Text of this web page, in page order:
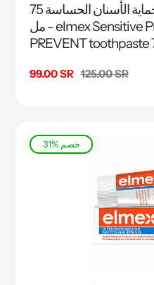
اليميكس معجون إصلاح وحماية الأسنان الحساسة 75
مل - elmex Sensitive Professional REPAIR &
PREVENT toothpaste
سعر
99.00 SR السعر
125.00 SR
31% خصم